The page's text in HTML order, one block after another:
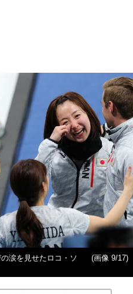
涙を見せたロコ・ソ
(画像 9/17)